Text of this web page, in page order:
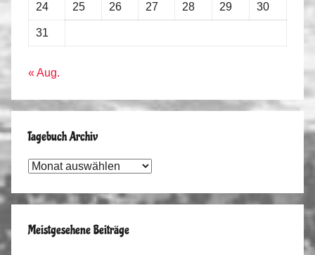
24 25 26 27 28 29 30
31
« Aug.
Tagebuch Archiv
Tagebuch
Meistgesehene Beiträge